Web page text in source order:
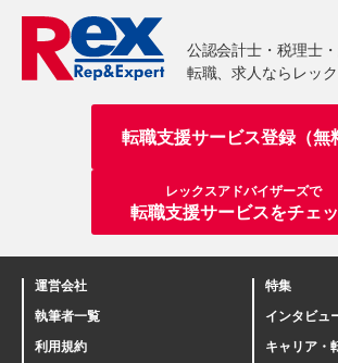
転職支援サービス登録（無
レックスアドバイザーズで
転職支援サービスをチェ
運営会社
執筆者一覧
利用規約
特集
インタビュ
キャリア・